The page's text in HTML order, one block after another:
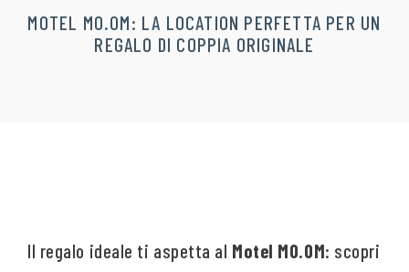
MOTEL MO.OM: LA LOCATION PERFETTA PER UN
REGALO DI COPPIA ORIGINALE
Il regalo ideale ti aspetta al Motel MO.OM: scopri